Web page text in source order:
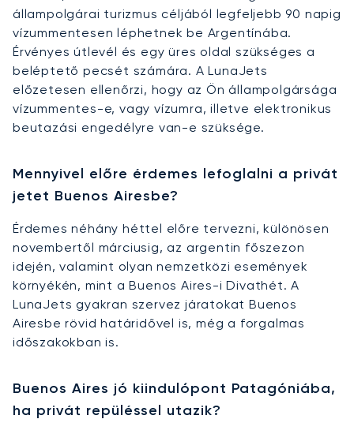
állampolgárai turizmus céljából legfeljebb 90 napig
vízummentesen léphetnek be Argentínába.
Érvényes útlevél és egy üres oldal szükséges a
beléptető pecsét számára. A LunaJets
előzetesen ellenőrzi, hogy az Ön állampolgársága
vízummentes-e, vagy vízumra, illetve elektronikus
beutazási engedélyre van-e szüksége.
Mennyivel előre érdemes lefoglalni a privát
jetet Buenos Airesbe?
Érdemes néhány héttel előre tervezni, különösen
novembertől márciusig, az argentin főszezon
idején, valamint olyan nemzetközi események
környékén, mint a Buenos Aires-i Divathét. A
LunaJets gyakran szervez járatokat Buenos
Airesbe rövid határidővel is, még a forgalmas
időszakokban is.
Buenos Aires jó kiindulópont Patagóniába,
ha privát repüléssel utazik?